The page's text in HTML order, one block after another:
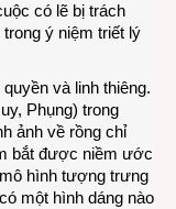
có lẽ bị trách
ý niệm triết lý
và linh thiêng.
Phụng) trong
ảnh về rồng chỉ
bắt được niềm ước
hình tượng trưng
một hình dáng nào